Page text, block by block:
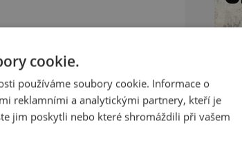
cookie.
používáme soubory cookie. Informace o
reklamními a analytickými partnery, kteří je
jim poskytli nebo které shromáždili při vašem